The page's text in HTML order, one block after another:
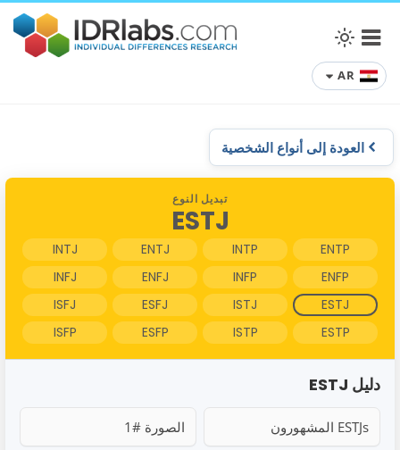
AR
العودة إلى أنواع الشخصية
تبديل النوع
ESTJ
ENTP
INTP
ENTJ
INTJ
ENFP
INFP
ENFJ
INFJ
ESTJ
ISTJ
ESFJ
ISFJ
ESTP
ISTP
ESFP
ISFP
دليل ESTJ
ESTJs المشهورون الصورة #1